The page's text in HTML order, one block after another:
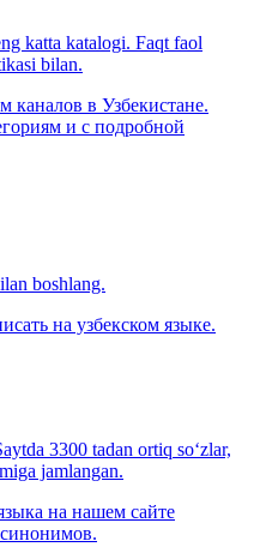
katta katalogi. Faqt faol
bilan.
каналов в Узбекистане.
и с подробной
boshlang.
на узбекском языке.
3300 tadan ortiq so‘zlar,
jamlangan.
на нашем сайте